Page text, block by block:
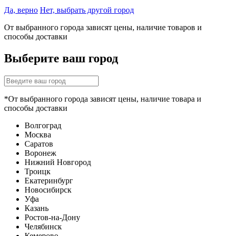
Да, верно Нет, выбрать другой город
От выбранного города зависят цены, наличие товаров и
способы доставки
Выберите ваш город
*От выбранного города зависят цены, наличие товара и
способы доставки
Волгоград
Москва
Саратов
Воронеж
Нижний Новгород
Троицк
Екатеринбург
Новосибирск
Уфа
Казань
Ростов-на-Дону
Челябинск